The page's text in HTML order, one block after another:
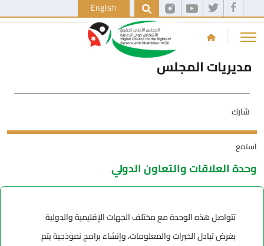
English
مديريات المجلس
شارك
استمع
وحدة العلاقات والتعاون الدولي
تتواصل هذه الوحدة مع مختلف الجهات الإقليمية والدولية
بغرض تبادل الخبرات والمعلومات، وإنشاء برامج نموذجية يتم